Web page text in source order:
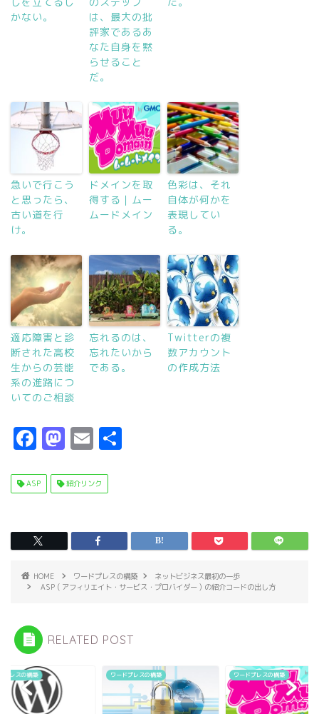
かない。
は、最大の批
評家であるあ
なた自身を黙
らせること
だ。
急いで行こう
と思ったら、
古い道を行
け。
ドメインを取
得する｜ムー
ムードメイン
色彩は、それ
自体が何かを
表現してい
る。
適応障害と診
断された高校
生からの芸能
系の進路につ
いてのご相談
忘れるのは、
忘れたいから
である。
Twitterの複
数アカウント
の作成方法
F
c
b
o
o
k
M
s
o
d
o
n
E
ai
ASP 紹介リンク
HOME ワードプレスの構築
ネットビジネス最初の一歩
ASP ( アフィリエイト・サービス・プロバイダー ) の紹介コードの出し方
RELATED POST
プレスの構築 ワードプレスの構築 ワードプレスの構築